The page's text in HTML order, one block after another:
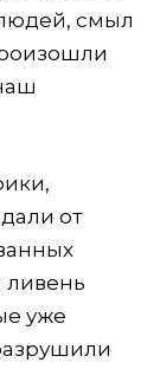
смыл
от
уже